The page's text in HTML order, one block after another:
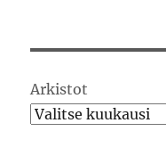
Arkistot